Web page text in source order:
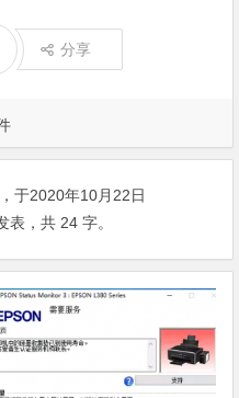
分享
于2020年10月22日
表，共 24 字。